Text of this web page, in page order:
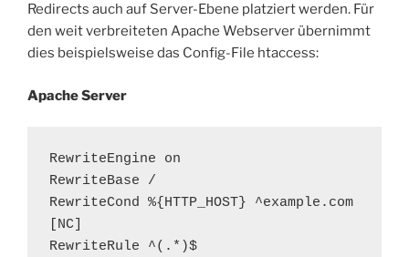
Redirects auch auf Server-Ebene platziert werden. Für
den weit verbreiteten Apache Webserver übernimmt
dies beispielsweise das Config-File htaccess:
Apache Server
RewriteEngine on
RewriteBase /
RewriteCond %{HTTP_HOST} ^example.com
[NC]
RewriteRule ^(.*)$